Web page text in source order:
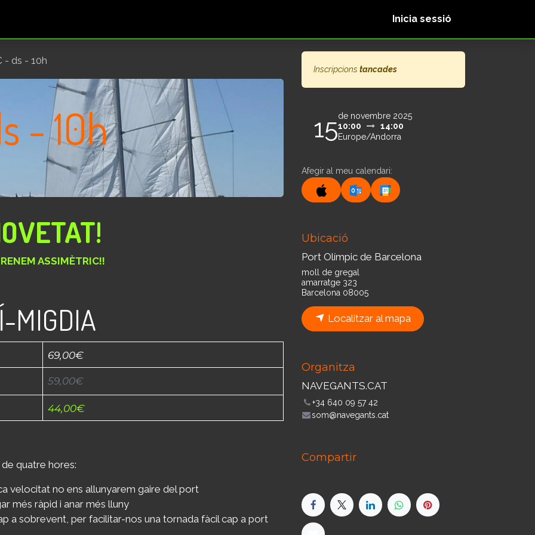
Inicia sessió
- ds - 10h
- 10h
ASSIMÈTRIC!!
MIGDIA
69,00€
59,00€
​44,00€
quatre hores:
velocitat no ens allunyarem gaire del port
més ràpid i anar més lluny
a sobrevent, per facilitar-nos una tornada fàcil cap a port
Inscripcions tancades
15de novembre 2025
10:00
14:00
Europe/Andorra
Afegir al meu calendari:
Ubicació
Port Olímpic de Barcelona
moll de gregal
amarratge 323
Barcelona 08005
Localitzar al mapa
Organitza
NAVEGANTS.CAT
+34 640 09 57 42
som@navegants.cat
Compartir